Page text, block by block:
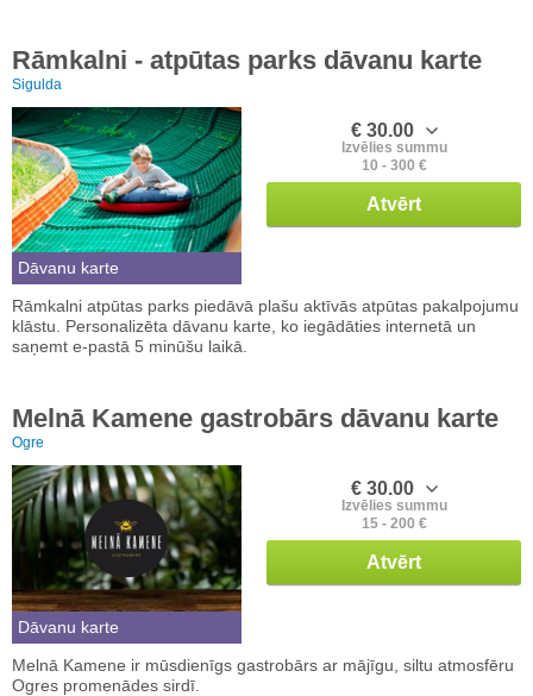
Rāmkalni - atpūtas parks dāvanu karte
Sigulda
Dāvanu karte
€ 30.00
Izvēlies summu
10 - 300 €
Atvērt
Rāmkalni atpūtas parks piedāvā plašu aktīvās atpūtas pakalpojumu
klāstu. Personalizēta dāvanu karte, ko iegādāties internetā un
saņemt e-pastā 5 minūšu laikā.
Melnā Kamene gastrobārs dāvanu karte
Ogre
Dāvanu karte
€ 30.00
Izvēlies summu
15 - 200 €
Atvērt
Melnā Kamene ir mūsdienīgs gastrobārs ar mājīgu, siltu atmosfēru
Ogres promenādes sirdī.